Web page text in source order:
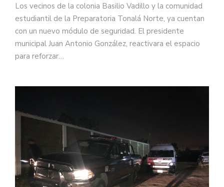
Los vecinos de la colonia Basilio Vadillo y la comunidad
estudiantil de la Preparatoria Tonalá Norte, ya cuentan
con un nuevo módulo de seguridad. El presidente
municipal Juan Antonio González, reactivara el espacio
para reforzar…